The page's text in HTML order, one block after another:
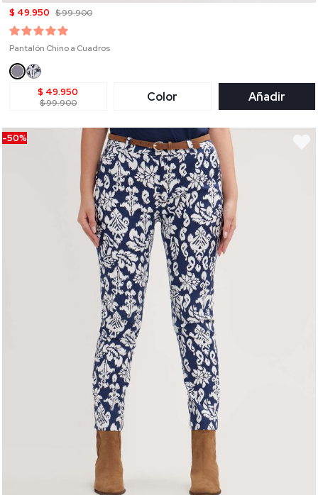
$ 49.950 $ 99.900
Pantalón Chino a Cuadros
$ 49.950
$ 99.900 Color Añadir
-50%